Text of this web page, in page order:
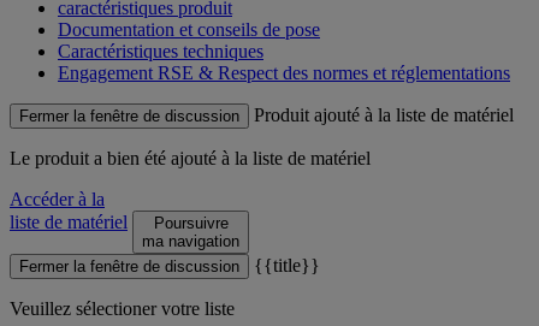
caractéristiques produit
Documentation et conseils de pose
Caractéristiques techniques
Engagement RSE & Respect des normes et réglementations
Fermer la fenêtre de discussion Produit ajouté à la liste de matériel
Le produit a bien été ajouté à la liste de matériel
Accéder à la
liste de matériel
Poursuivre
ma navigation
Fermer la fenêtre de discussion
{{title}}
Veuillez sélectioner votre liste